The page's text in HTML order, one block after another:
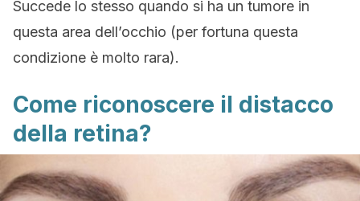
Succede lo stesso quando si ha un tumore in
questa area dell’occhio (per fortuna questa
condizione è molto rara).
Come riconoscere il distacco
della retina?